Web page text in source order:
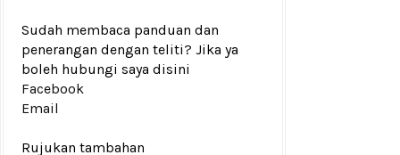
Sudah membaca panduan dan
penerangan dengan teliti? Jika ya
boleh hubungi saya disini
Facebook
Email
Rujukan tambahan